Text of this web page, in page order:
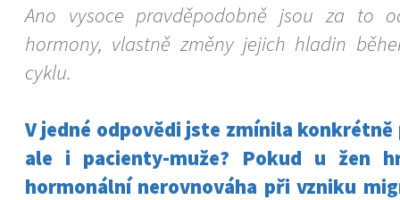
Ano vysoce pravděpodobně jsou za to
hormony, vlastně změny jejich hladin
cyklu.
V jedné odpovědi jste zmínila
ale i pacienty-muže? Pokud u žen
hormonální nerovnováha při vzniku